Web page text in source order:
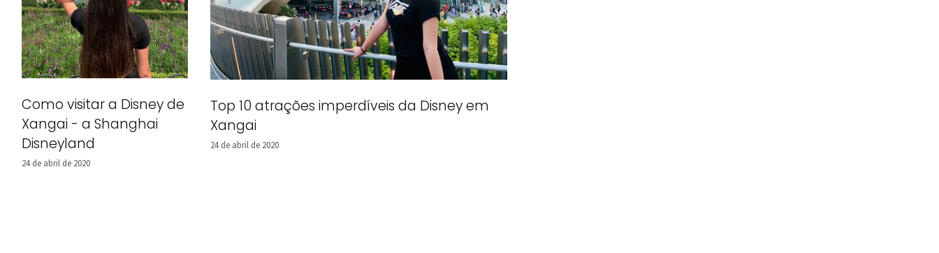
Como visitar a Disney de
Xangai - a Shanghai
Disneyland
24 de abril de 2020
Top 10 atrações imperdíveis da Disney em
Xangai
24 de abril de 2020